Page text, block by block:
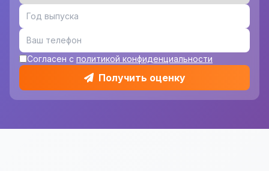
Согласен с политикой конфиденциальности
Получить оценку